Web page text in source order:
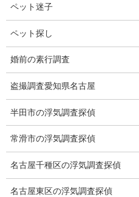
今日は陽気もよく、寒くありませ
下にいる猫の方が大きいです。
よく見ると顔がそっくりさんだか
きっとお母さんに甘えているので
ペット迷子
ペット探し
婚前の素行調査
盗撮調査愛知県名古屋
半田市の浮気調査探偵
常滑市の浮気調査探偵
名古屋千種区の浮気調査探偵
名古屋東区の浮気調査探偵